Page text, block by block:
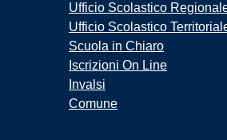
Ufficio Scolastico
Ufficio Scolastico
Scuola in Chiaro
Iscrizioni On Line
Invalsi
Comune